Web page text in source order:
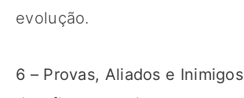
evolução.
6 – Provas, Aliados e Inimigos